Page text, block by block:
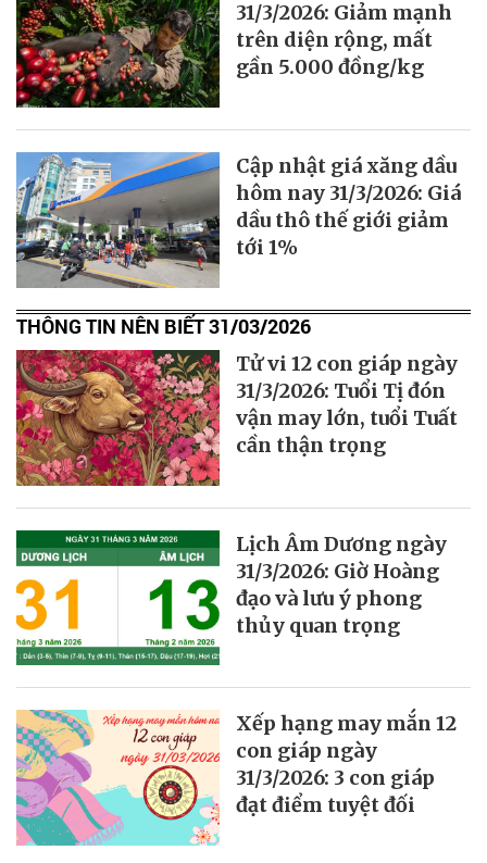
31/3/2026: Giảm mạnh
trên diện rộng, mất
gần 5.000 đồng/kg
Cập nhật giá xăng dầu
hôm nay 31/3/2026: Giá
dầu thô thế giới giảm
tới 1%
THÔNG TIN NÊN BIẾT 31/03/2026
Tử vi 12 con giáp ngày
31/3/2026: Tuổi Tị đón
vận may lớn, tuổi Tuất
cần thận trọng
Lịch Âm Dương ngày
31/3/2026: Giờ Hoàng
đạo và lưu ý phong
thủy quan trọng
Xếp hạng may mắn 12
con giáp ngày
31/3/2026: 3 con giáp
đạt điểm tuyệt đối